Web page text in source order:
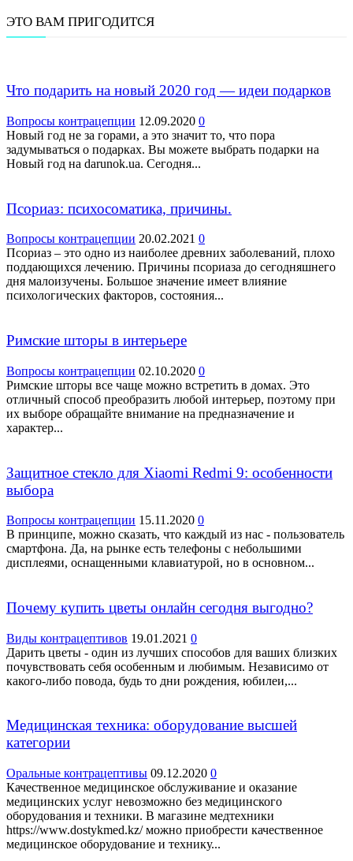
ЭТО ВАМ ПРИГОДИТСЯ
Что подарить на новый 2020 год — идеи подарков
Вопросы контрацепции 12.09.2020 0
Новый год не за горами, а это значит то, что пора
задумываться о подарках. Вы можете выбрать подарки на
Новый год на darunok.ua. Сегодня...
Псориаз: психосоматика, причины.
Вопросы контрацепции 20.02.2021 0
Псориаз – это одно из наиболее древних заболеваний, плохо
поддающихся лечению. Причины псориаза до сегодняшнего
дня малоизучены. Большое значение имеет влияние
психологических факторов, состояния...
Римские шторы в интерьере
Вопросы контрацепции 02.10.2020 0
Римские шторы все чаще можно встретить в домах. Это
отличный способ преобразить любой интерьер, поэтому при
их выборе обращайте внимание на предназначение и
характер...
Защитное стекло для Xiaomi Redmi 9: особенности
выбора
Вопросы контрацепции 15.11.2020 0
В принципе, можно сказать, что каждый из нас - пользователь
смартфона. Да, на рынке есть телефоны с небольшими
дисплеями, оснащенными клавиатурой, но в основном...
Почему купить цветы онлайн сегодня выгодно?
Виды контрацептивов 19.01.2021 0
Дарить цветы - один из лучших способов для ваших близких
почувствовать себя особенным и любимым. Независимо от
какого-либо повода, будь то дни рождения, юбилеи,...
Медицинская техника: оборудование высшей
категории
Оральные контрацептивы 09.12.2020 0
Качественное медицинское обслуживание и оказание
медицинских услуг невозможно без медицинского
оборудования и техники. В магазине медтехники
https://www.dostykmed.kz/ можно приобрести качественное
медицинское оборудование и технику...